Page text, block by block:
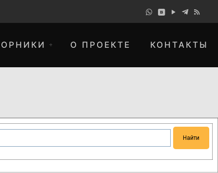
О ПРОЕКТЕ КОНТАКТЫ